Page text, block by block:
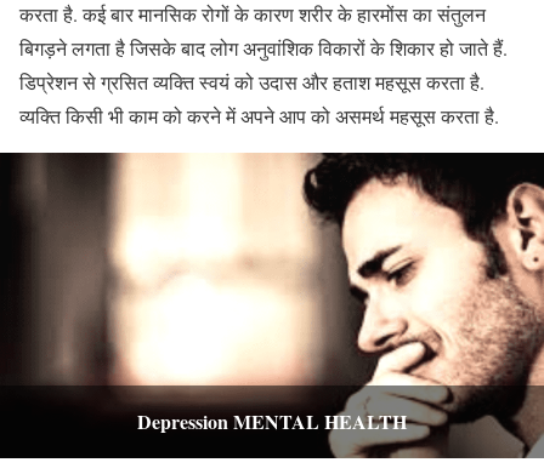
करता है. कई बार मानसिक रोगों के कारण शरीर के हारमोंस का संतुलन
बिगड़ने लगता है जिसके बाद लोग अनुवांशिक विकारों के शिकार हो जाते हैं.
डिप्रेशन से ग्रसित व्यक्ति स्वयं को उदास और हताश महसूस करता है.
व्यक्ति किसी भी काम को करने में अपने आप को असमर्थ महसूस करता है.
Depression MENTAL HEALTH